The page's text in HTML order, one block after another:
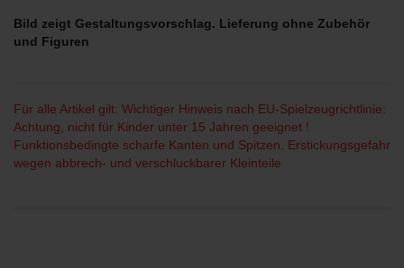
Bild zeigt Gestaltungsvorschlag. Lieferung ohne Zubehör
und Figuren
Für alle Artikel gilt: Wichtiger Hinweis nach EU-Spielzeugrichtlinie:
Achtung, nicht für Kinder unter 15 Jahren geeignet !
Funktionsbedingte scharfe Kanten und Spitzen. Erstickungsgefahr
wegen abbrech- und verschluckbarer Kleinteile